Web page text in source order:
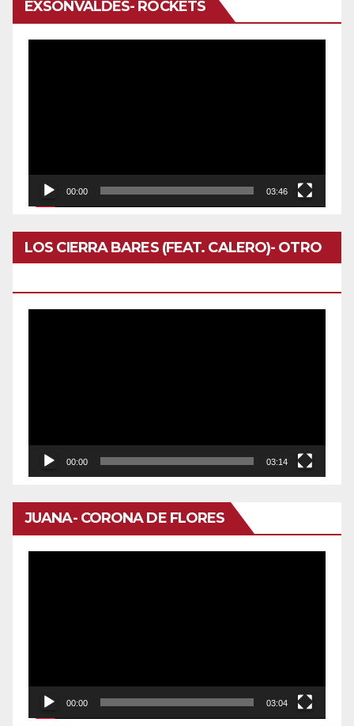
EXSONVALDES- ROCKETS
00:00 03:46
LOS CIERRA BARES (FEAT. CALERO)- OTRO
00:00 03:14
JUANA- CORONA DE FLORES
00:00 03:04